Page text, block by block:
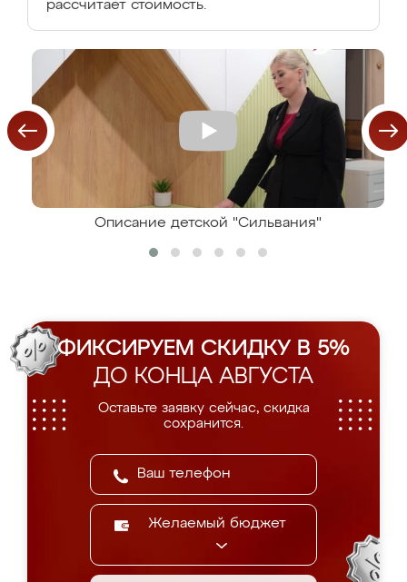
рассчитает стоимость.
Описание детской "Сильвания"
ФИКСИРУЕМ СКИДКУ В 5%
ДО КОНЦА АВГУСТА
Оставьте заявку сейчас, скидка
сохранится.
Желаемый бюджет